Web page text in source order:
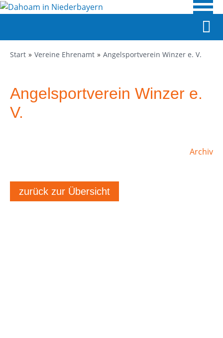
Start Vereine Ehrenamt Angelsportverein Winzer e. V.
Angelsportverein Winzer e.
V.
Archiv
zurück zur Übersicht